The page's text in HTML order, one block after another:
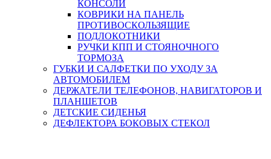
КОНСОЛИ
КОВРИКИ НА ПАНЕЛЬ
ПРОТИВОСКОЛЬЗЯЩИЕ
ПОДЛОКОТНИКИ
РУЧКИ КПП И СТОЯНОЧНОГО
ТОРМОЗА
ГУБКИ И САЛФЕТКИ ПО УХОДУ ЗА
АВТОМОБИЛЕМ
ДЕРЖАТЕЛИ ТЕЛЕФОНОВ, НАВИГАТОРОВ И
ПЛАНШЕТОВ
ДЕТСКИЕ СИДЕНЬЯ
ДЕФЛЕКТОРА БОКОВЫХ СТЕКОЛ